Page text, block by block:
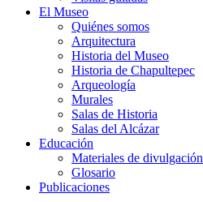
El Museo
Quiénes somos
Arquitectura
Historia del Museo
Historia de Chapultepec
Arqueología
Murales
Salas de Historia
Salas del Alcázar
Educación
Materiales de divulgación
Glosario
Publicaciones